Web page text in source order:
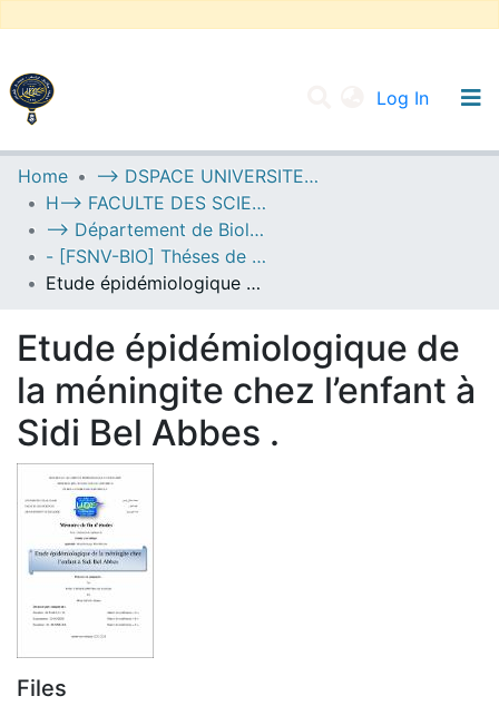
Log In
UNIVERSITY OF D.L SIDI BEL ABBES
Communities & Collections
All of DSpace
Statistics
Home
--> DSPACE UNIVERSITE DJILALLI LIABES DE SIDI BEL ABBES
H--> FACULTE DES SCIENCES DE LA NATURE ET DE LA VIE
--> Département de Biologie
- [FSNV-BIO] Théses de Master II
Etude épidémiologique de la méningite chez l’enfant à Sidi Bel Abbes .
Etude épidémiologique de
la méningite chez l’enfant à
Sidi Bel Abbes .
Files